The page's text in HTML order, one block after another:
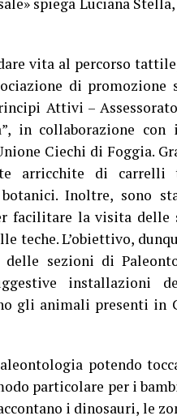
vita al percorso
di promozione
Attivi –
in collaborazione
Ciechi di Foggia.
arricchite di carrelli
Inoltre, sono
facilitare la visita delle
L’obiettivo,
delle sezioni di
gli animali presenti in
potendo
particolare per i
i dinosauri, le